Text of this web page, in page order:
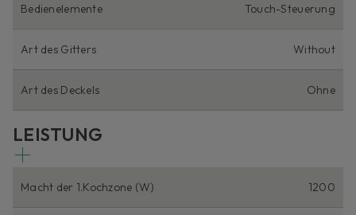
Bedienelemente Touch-Steuerung
Art des Gitters Without
Art des Deckels Ohne
LEISTUNG
Macht der 1.Kochzone (W) 1200